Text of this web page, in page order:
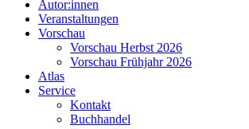
Autor:innen
Veranstaltungen
Vorschau
Vorschau Herbst 2026
Vorschau Frühjahr 2026
Atlas
Service
Kontakt
Buchhandel